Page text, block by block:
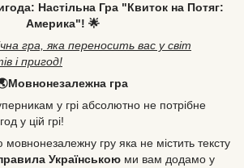
Настільна Гра "Квиток на Потяг:
Америка"! 🌟
гра, яка переносить вас у світ
і пригод!
гра
у грі абсолютно не потрібне
у цій грі!
гру яка не містить тексту
Українською ми вам додамо у